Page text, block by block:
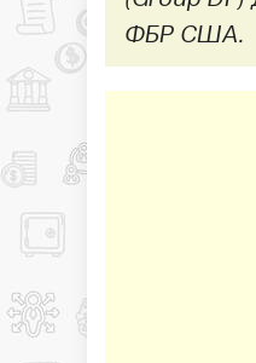
ФБР США.